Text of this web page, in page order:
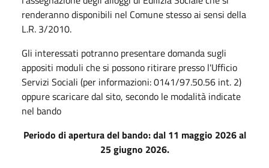
renderanno disponibili nel Comune stesso ai sensi della
L.R. 3/2010.
Gli interessati potranno presentare domanda sugli
appositi moduli che si possono ritirare presso l'Ufficio
Servizi Sociali (per informazioni: 0141/97.50.56 int. 2)
oppure scaricare dal sito, secondo le modalità indicate
nel bando
Periodo di apertura del bando: dal 11 maggio 2026 al
25 giugno 2026.